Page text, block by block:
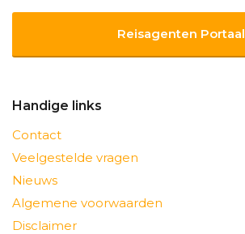
Reisagenten Portaal
Handige links
Contact
Veelgestelde vragen
Nieuws
Algemene voorwaarden
Disclaimer